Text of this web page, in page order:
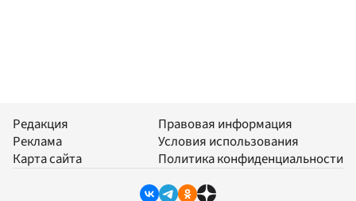
Редакция
Реклама
Карта сайта
Правовая информация
Условия использования
Политика конфиденциальности